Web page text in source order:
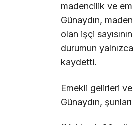
madencilik ve
Günaydın,
olan işçi
durumun
kaydetti.
Emekli gelirleri
Günaydın,